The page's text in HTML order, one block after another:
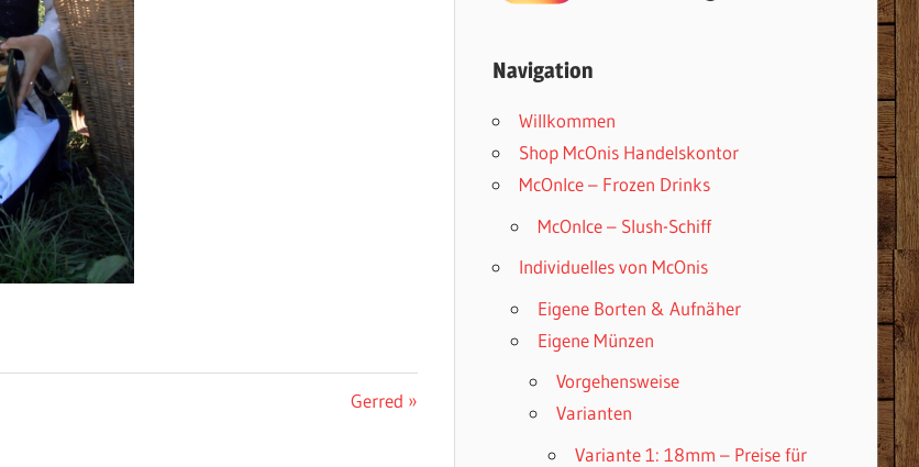
Nächster
Gerred
Navigation
Willkommen
Shop McOnis Handelskontor
McOnIce – Frozen Drinks
McOnIce – Slush-Schiff
Individuelles von McOnis
Eigene Borten & Aufnäher
Eigene Münzen
Vorgehensweise
Varianten
Variante 1: 18mm – Preise für